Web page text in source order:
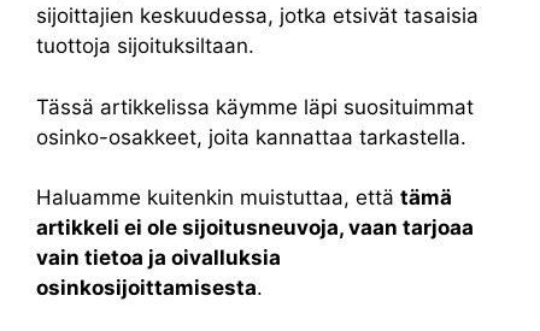
sijoittajien keskuudessa, jotka etsivät tasaisia
tuottoja sijoituksiltaan.
Tässä artikkelissa käymme läpi suosituimmat
osinko-osakkeet, joita kannattaa tarkastella.
Haluamme kuitenkin muistuttaa, että tämä
artikkeli ei ole sijoitusneuvoja, vaan tarjoaa
vain tietoa ja oivalluksia
osinkosijoittamisesta.